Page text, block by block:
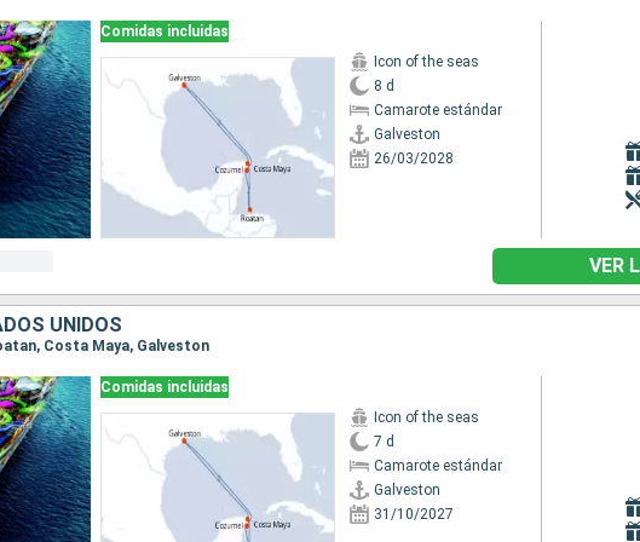
Comidas incluidas
Icon of the seas
8 d
Camarote estándar
Galveston
26/03/2028
VER
UNIDOS
Costa Maya, Galveston
Comidas incluidas
Icon of the seas
7 d
Camarote estándar
Galveston
31/10/2027